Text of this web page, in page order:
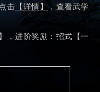
击 【详情】，查看武学
，进阶奖励：招式【一